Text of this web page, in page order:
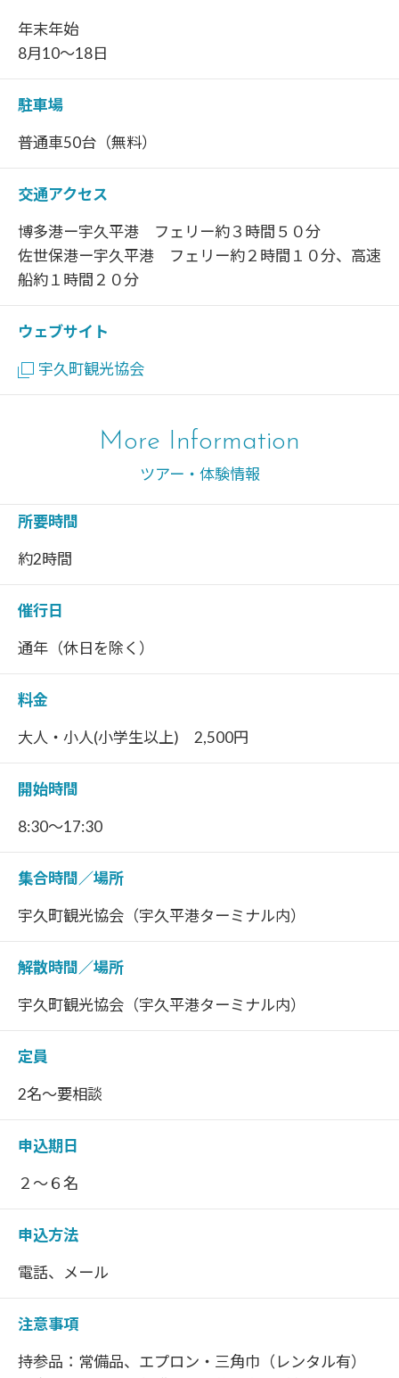
年末年始
8月10～18日
駐車場
普通車50台（無料）
交通アクセス
博多港ー宇久平港 フェリー約３時間５０分
佐世保港ー宇久平港 フェリー約２時間１０分、高速
船約１時間２０分
ウェブサイト
宇久町観光協会
More Information
ツアー・体験情報
所要時間
約2時間
催行日
通年（休日を除く）
料金
大人・小人(小学生以上) 2,500円
開始時間
8:30～17:30
集合時間／場所
宇久町観光協会（宇久平港ターミナル内）
解散時間／場所
宇久町観光協会（宇久平港ターミナル内）
定員
2名～要相談
申込期日
２～６名
申込方法
電話、メール
注意事項
持参品：常備品、エプロン・三角巾（レンタル有）